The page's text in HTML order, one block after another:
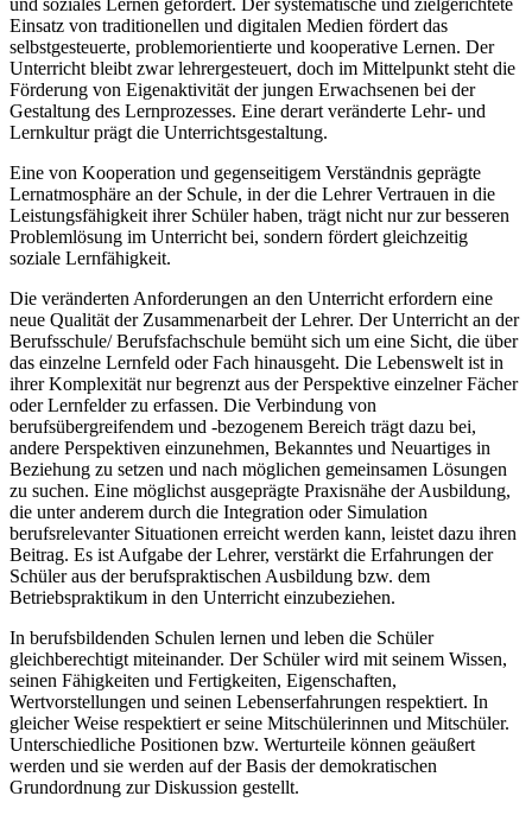
Einsatz von traditionellen und digitalen Medien fördert das
selbstgesteuerte, problemorientierte und kooperative Lernen. Der
Unterricht bleibt zwar lehrergesteuert, doch im Mittelpunkt steht die
Förderung von Eigenaktivität der jungen Erwachsenen bei der
Gestaltung des Lernprozesses. Eine derart veränderte Lehr- und
Lernkultur prägt die Unterrichtsgestaltung.
Eine von Kooperation und gegenseitigem Verständnis geprägte
Lernatmosphäre an der Schule, in der die Lehrer Vertrauen in die
Leistungsfähigkeit ihrer Schüler haben, trägt nicht nur zur besseren
Problemlösung im Unterricht bei, sondern fördert gleichzeitig
soziale Lernfähigkeit.
Die veränderten Anforderungen an den Unterricht erfordern eine
neue Qualität der Zusammenarbeit der Lehrer. Der Unterricht an der
Berufsschule/ Berufsfachschule bemüht sich um eine Sicht, die über
das einzelne Lernfeld oder Fach hinausgeht. Die Lebenswelt ist in
ihrer Komplexität nur begrenzt aus der Perspektive einzelner Fächer
oder Lernfelder zu erfassen. Die Verbindung von
berufsübergreifendem und -bezogenem Bereich trägt dazu bei,
andere Perspektiven einzunehmen, Bekanntes und Neuartiges in
Beziehung zu setzen und nach möglichen gemeinsamen Lösungen
zu suchen. Eine möglichst ausgeprägte Praxisnähe der Ausbildung,
die unter anderem durch die Integration oder Simulation
berufsrelevanter Situationen erreicht werden kann, leistet dazu ihren
Beitrag. Es ist Aufgabe der Lehrer, verstärkt die Erfahrungen der
Schüler aus der berufspraktischen Ausbildung bzw. dem
Betriebspraktikum in den Unterricht einzubeziehen.
In berufsbildenden Schulen lernen und leben die Schüler
gleichberechtigt miteinander. Der Schüler wird mit seinem Wissen,
seinen Fähigkeiten und Fertigkeiten, Eigenschaften,
Wertvorstellungen und seinen Lebenserfahrungen respektiert. In
gleicher Weise respektiert er seine Mitschülerinnen und Mitschüler.
Unterschiedliche Positionen bzw. Werturteile können geäußert
werden und sie werden auf der Basis der demokratischen
Grundordnung zur Diskussion gestellt.